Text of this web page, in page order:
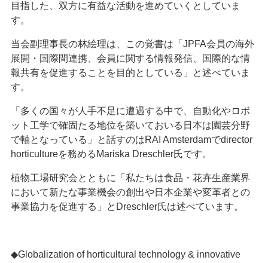
目指した、双方に有益な活動を進めていくとしていま
す。
当会副理事長の林絵理は、この覚書は「JPFA会員の海外
展開・国際間連携、会員に関する情報発信、国際的な情
報共有を促進することを目的としている」と述べていま
す。
「多くの国々が人手不足に遭遇する中で、自動化やロボ
ット工学で確固たる地位を築いておいる日本は園芸分野
で軸となっている」と話すのはRAI Amsterdamでdirector
horticultureを務めるMariska Dreschler氏です。
植物工場研究会とともに「私たちは食品・花卉生産業界
において新たな事業機会の創出や日本企業や変革者との
事業協力を促進する」とDreschler氏は述べています。
◆Globalization of horticultural technology & innovative